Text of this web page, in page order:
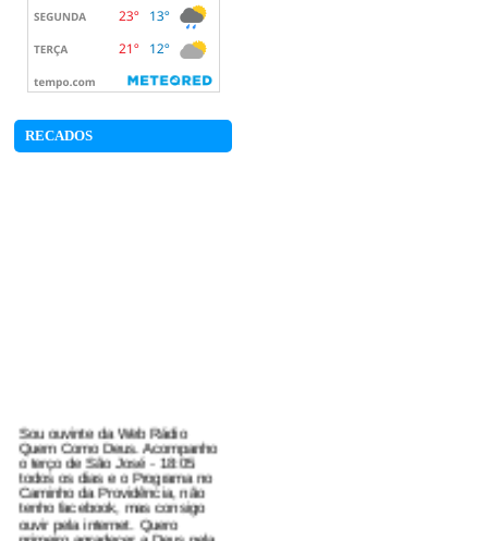
RECADOS
Quem Como Deus. Acompanho
o terço de São José - 18:05
todos os dias e o Programa no
Caminho da Providência, não
tenho facebook, mas consigo
ouvir pela internet. Quero
primeiro agradecer a Deus pela